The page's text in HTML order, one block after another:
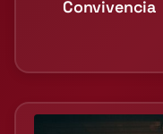
Convivencia